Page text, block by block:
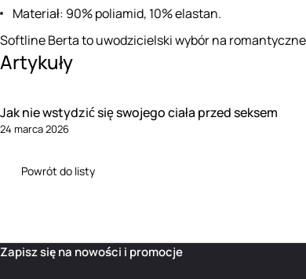
Materiał: 90% poliamid, 10% elastan.
Softline Berta to uwodzicielski wybór na
Artykuły
Jak nie wstydzić się swojego ciała przed seksem
24 marca 2026
Powrót do listy
Zapisz się na nowości i promocje